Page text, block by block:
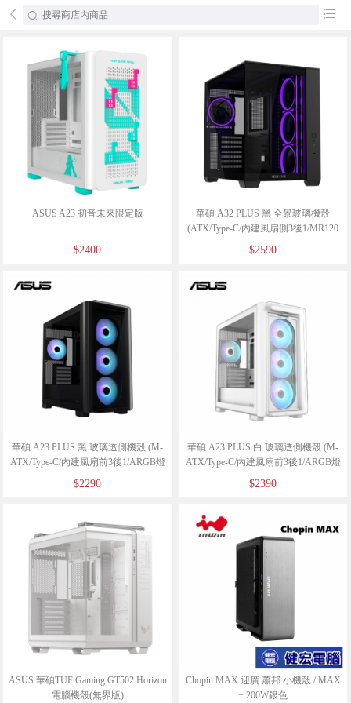
󰄕 󰂦
ASUS A23 初音未來限定版
$2400
華碩 A32 PLUS 黑 全景玻璃機殼
(ATX/Type-C/內建風扇側3後1/MR120
ARGB風扇/雙艙式設計/顯卡420mm/塔
$2590
華碩 A23 PLUS 黑 玻璃透側機殼 (M-
ATX/Type-C/內建風扇前3後1/ARGB燈
光/玻璃面板/支援背插主板/顯卡380mm/
塔散165mm)
$2290
華碩 A23 PLUS 白 玻璃透側機殼 (M-
ATX/Type-C/內建風扇前3後1/ARGB燈
光/玻璃面板/支援背插主板/顯卡380mm/
塔散165mm)
$2390
ASUS 華碩TUF Gaming GT502 Horizon
電腦機殼(無界版)
Chopin MAX 迎廣 蕭邦 小機殼 / MAX
+ 200W銀色